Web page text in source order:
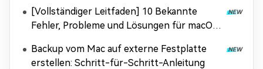
[Vollständiger Leitfaden] 10 Bekannte
Fehler, Probleme und Lösungen für macOS
Backup vom Mac auf externe Festplatte
erstellen: Schritt-für-Schritt-Anleitung